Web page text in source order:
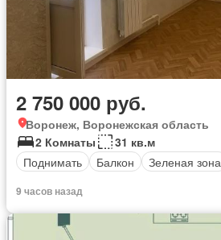
2 750 000 руб.
Воронеж, Воронежская область
2 Комнаты
31 кв.м
Поднимать
Балкон Зеленая зона
9 часов назад